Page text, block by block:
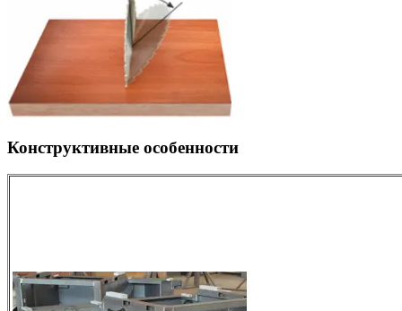
Конструктивные особенности